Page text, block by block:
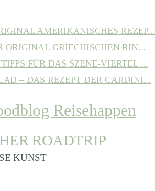
AMERIKANISCHES REZEP...
ORIGINAL GRIECHISCHEN RIN...
FÜR DAS SZENE-VIERTEL ...
– DAS REZEPT DER CARDINI...
ROADTRIP
KUNST